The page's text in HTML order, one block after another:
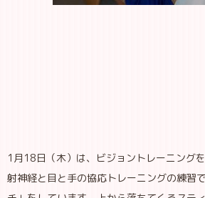
1月18日（木）は、ビジョントレーニング
射神経と目と手の協応トレーニングの練習